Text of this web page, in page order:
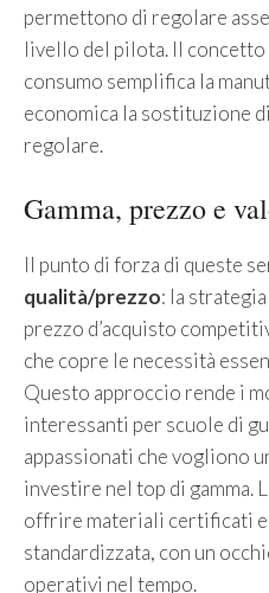
permettono di regolare
livello del pilota. Il concetto
consumo semplifica la
economica la sostituzione
regolare.
Gamma, prezzo e
Il punto di forza di queste
qualità/prezzo: la
prezzo d’acquisto
che copre le necessità
Questo approccio rende i
interessanti per scuole di
appassionati che vogliono
investire nel top di gamma.
offrire materiali certificati
standardizzata, con un
operativi nel tempo.